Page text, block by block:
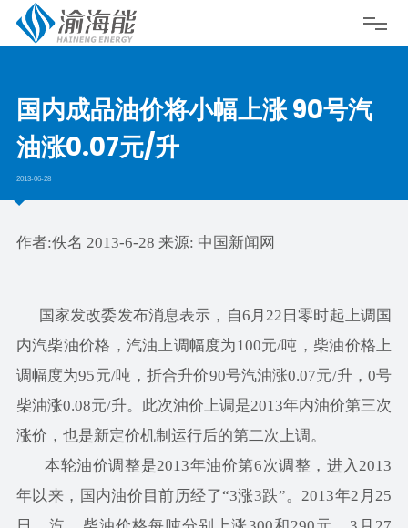
国内成品油价将小幅上涨 90号汽
油涨0.07元/升
2013-06-28
作者:佚名 2013-6-28 来源: 中国新闻网
国家发改委发布消息表示，自6月22日零时起上调国
内汽柴油价格，汽油上调幅度为100元/吨，柴油价格上
调幅度为95元/吨，折合升价90号汽油涨0.07元/升，0号
柴油涨0.08元/升。此次油价上调是2013年内油价第三次
涨价，也是新定价机制运行后的第二次上调。
本轮油价调整是2013年油价第6次调整，进入2013
年以来，国内油价目前历经了“3涨3跌”。2013年2月25